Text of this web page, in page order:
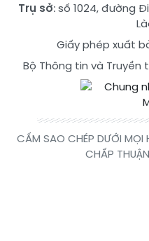
Trụ sở: số 1024, đường
Giấy phép xuất
Bộ Thông tin và
CẤM SAO CHÉP DƯỚI MỌI
CHẤP